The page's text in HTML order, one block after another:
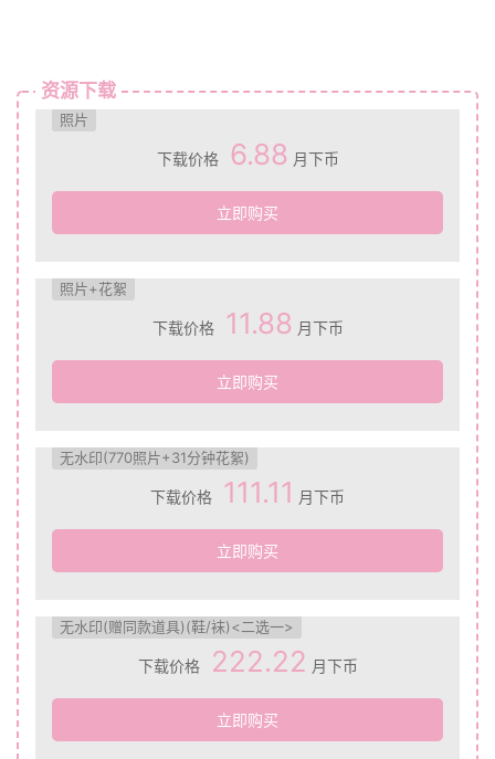
资源下载
照片
下载价格 6.88 月下币
立即购买
照片+花絮
下载价格 11.88 月下币
立即购买
无水印(770照片+31分钟花絮)
下载价格 111.11 月下币
立即购买
无水印(赠同款道具)(鞋/袜)<二选一>
下载价格 222.22 月下币
立即购买